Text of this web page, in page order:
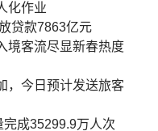
化作业
贷款7863亿元
境客流尽显新春热度
，今日预计发送旅客
成35299.9万人次